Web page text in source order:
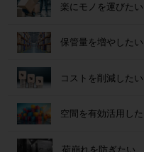
楽にモノを運びたい
保管量を増やしたい
コストを削減したい
空間を有効活用し
荷崩れを防ぎたい